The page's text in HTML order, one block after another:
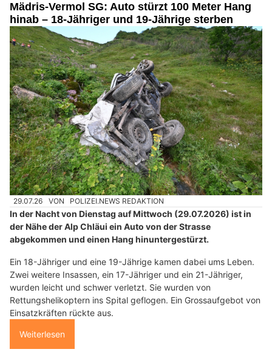
Mädris-Vermol SG: Auto stürzt 100 Meter Hang
hinab – 18-Jähriger und 19-Jährige sterben
29.07.26 VON POLIZEI.NEWS REDAKTION
In der Nacht von Dienstag auf Mittwoch (29.07.2026) ist in
der Nähe der Alp Chläui ein Auto von der Strasse
abgekommen und einen Hang hinuntergestürzt.
Ein 18-Jähriger und eine 19-Jährige kamen dabei ums Leben.
Zwei weitere Insassen, ein 17-Jähriger und ein 21-Jähriger,
wurden leicht und schwer verletzt. Sie wurden von
Rettungshelikoptern ins Spital geflogen. Ein Grossaufgebot von
Einsatzkräften rückte aus.
Weiterlesen